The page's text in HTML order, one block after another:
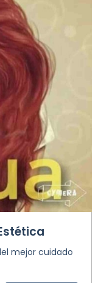
mejor cuidado